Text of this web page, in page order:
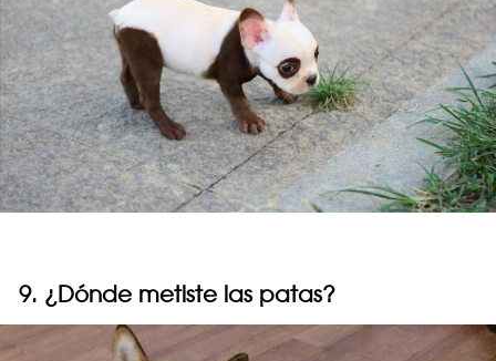
9. ¿Dónde metiste las patas?